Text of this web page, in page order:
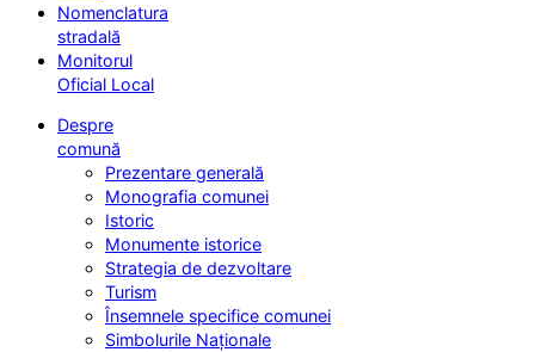
Nomenclatura
stradală
Monitorul
Oficial Local
Despre
comună
Prezentare generală
Monografia comunei
Istoric
Monumente istorice
Strategia de dezvoltare
Turism
Însemnele specifice comunei
Simbolurile Naționale